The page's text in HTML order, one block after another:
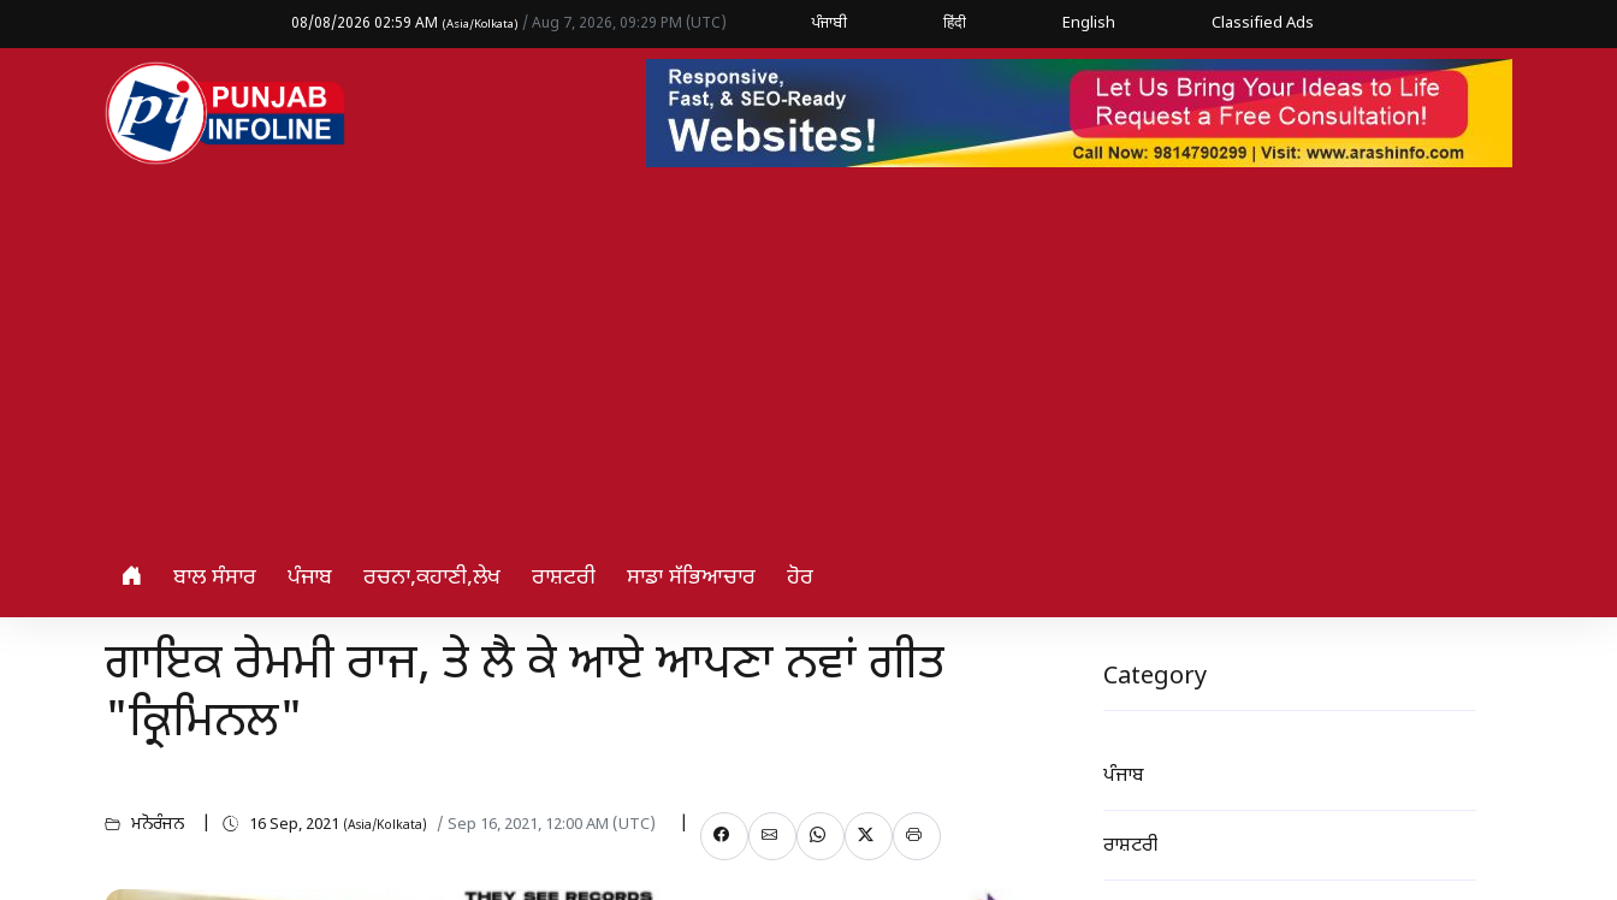
08/08/2026 02:59 AM (Asia/Kolkata) / Aug 7, 2026, 09:29 PM (UTC) ਪੰਜਾਬੀ हिंदी English Classified Ads
ਬਾਲ ਸੰਸਾਰ ਪੰਜਾਬ ਰਚਨਾ,ਕਹਾਣੀ,ਲੇਖ ਰਾਸ਼ਟਰੀ ਸਾਡਾ ਸੱਭਿਆਚਾਰ ਹੋਰ
ਗਾਇਕ ਰੇਮਮੀ ਰਾਜ, ਤੇ ਲੈ ਕੇ ਆਏ ਆਪਣਾ ਨਵਾਂ ਗੀਤ
"ਕ੍ਰਿਮਿਨਲ"
ਮਨੋਰੰਜਨ 16 Sep, 2021 (Asia/Kolkata) / Sep 16, 2021, 12:00 AM (UTC)
Category
ਪੰਜਾਬ
ਰਾਸ਼ਟਰੀ